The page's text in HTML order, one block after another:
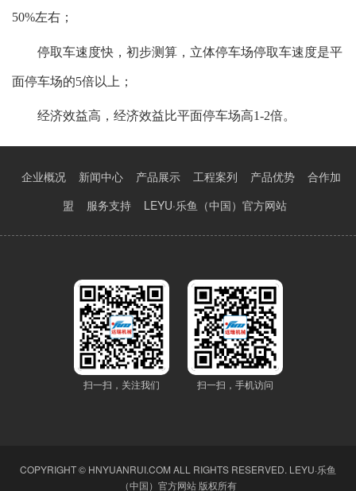
50%左右；
停取车速度快，初步测算，立体停车场停取车速度是平
面停车场的5倍以上；
经济效益高，经济效益比平面停车场高1-2倍。
企业概况 新闻中心 产品展示 工程案列 产品优势
合作加
盟
服务支持 LEYU·乐鱼（中国）官方网站
扫一扫，关注我们 扫一扫，手机访问
COPYRIGHT © HNYUANRUI.COM ALL RIGHTS RESERVED. LEYU·乐鱼
（中国）官方网站版权所有